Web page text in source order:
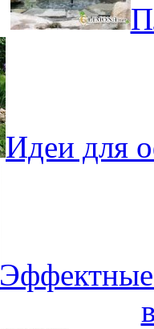
Идеи для